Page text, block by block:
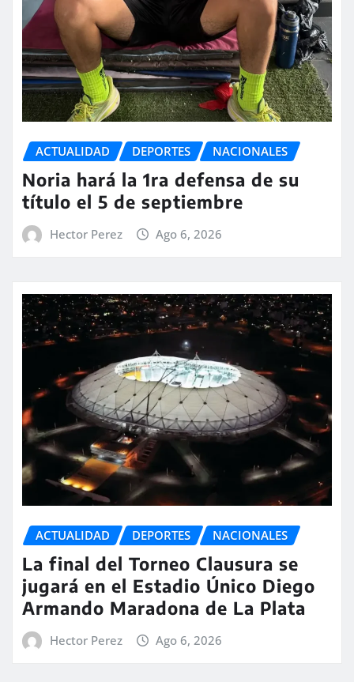
ACTUALIDAD DEPORTES NACIONALES
Noria hará la 1ra defensa de su
título el 5 de septiembre
Hector Perez Ago 6, 2026
ACTUALIDAD DEPORTES NACIONALES
La final del Torneo Clausura se
jugará en el Estadio Único Diego
Armando Maradona de La Plata
Hector Perez Ago 6, 2026